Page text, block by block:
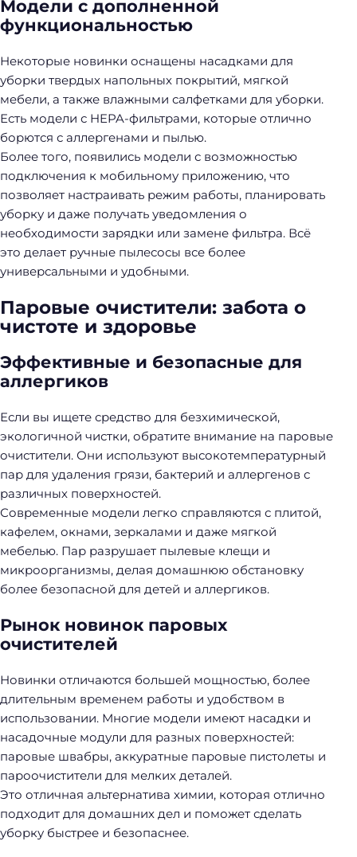
Модели с дополненной
функциональностью
Некоторые новинки оснащены насадками для
уборки твердых напольных покрытий, мягкой
мебели, а также влажными салфетками для уборки.
Есть модели с HEPA-фильтрами, которые отлично
борются с аллергенами и пылью.
Более того, появились модели с возможностью
подключения к мобильному приложению, что
позволяет настраивать режим работы, планировать
уборку и даже получать уведомления о
необходимости зарядки или замене фильтра. Всё
это делает ручные пылесосы все более
универсальными и удобными.
Паровые очистители: забота о
чистоте и здоровье
Эффективные и безопасные для
аллергиков
Если вы ищете средство для безхимической,
экологичной чистки, обратите внимание на паровые
очистители. Они используют высокотемпературный
пар для удаления грязи, бактерий и аллергенов с
различных поверхностей.
Современные модели легко справляются с плитой,
кафелем, окнами, зеркалами и даже мягкой
мебелью. Пар разрушает пылевые клещи и
микроорганизмы, делая домашнюю обстановку
более безопасной для детей и аллергиков.
Рынок новинок паровых
очистителей
Новинки отличаются большей мощностью, более
длительным временем работы и удобством в
использовании. Многие модели имеют насадки и
насадочные модули для разных поверхностей:
паровые швабры, аккуратные паровые пистолеты и
пароочистители для мелких деталей.
Это отличная альтернатива химии, которая отлично
подходит для домашних дел и поможет сделать
уборку быстрее и безопаснее.